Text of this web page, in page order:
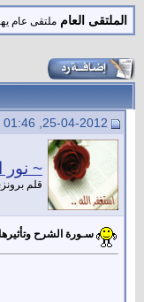
الملتقى العام ملتقى عام
~ نور
قلم
سـورة الشرح